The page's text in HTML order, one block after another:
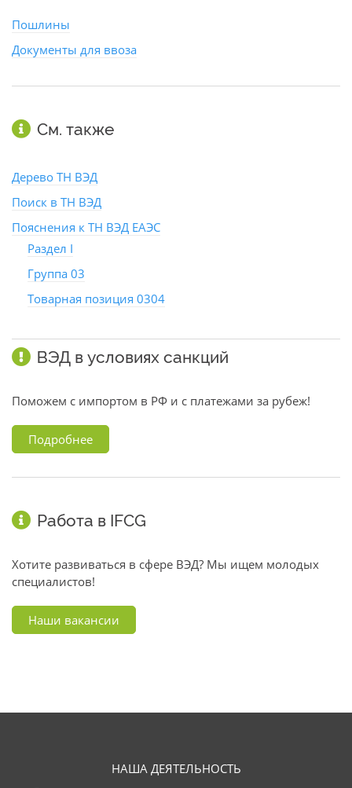
Пошлины
Документы для ввоза
См. также
Дерево ТН ВЭД
Поиск в ТН ВЭД
Пояснения к ТН ВЭД ЕАЭС
Раздел I
Группа 03
Товарная позиция 0304
ВЭД в условиях санкций
Поможем с импортом в РФ и с платежами за рубеж!
Подробнее
Работа в IFCG
Хотите развиваться в сфере ВЭД? Мы ищем молодых
специалистов!
Наши вакансии
НАША ДЕЯТЕЛЬНОСТЬ